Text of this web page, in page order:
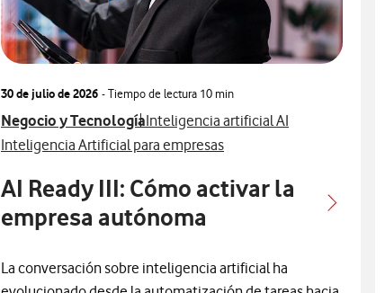
30 de julio de 2026 - Tiempo de lectura 10 min
Ver más articulos relacionados con
Negocio y TecnologíaVer más artículos con
Inteligencia artificial AI
Ver más artículos con
Inteligencia Artificial para empresas
AI Ready III: Cómo activar la
empresa autónoma
La conversación sobre inteligencia artificial ha